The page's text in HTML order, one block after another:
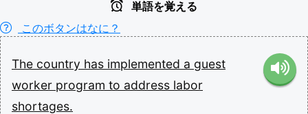
単語を覚える
このボタンはなに？
The country has implemented a guest
worker program to address labor
shortages.